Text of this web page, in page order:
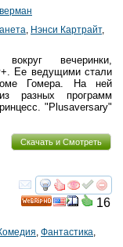
, Нэнси Картрайт,
вечеринки,
Ее ведущими стали
Гомера. На ней
разных программ
"Plusaversary"
Скачать и Смотреть
смотреть
16
Фантастика